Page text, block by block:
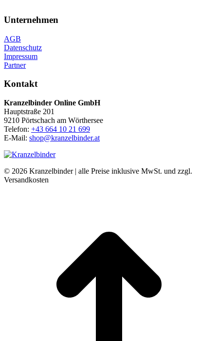
Unternehmen
AGB
Datenschutz
Impressum
Partner
Kontakt
Kranzelbinder Online GmbH
Hauptstraße 201
9210 Pörtschach am Wörthersee
Telefon: +43 664 10 21 699
E-Mail: shop@kranzelbinder.at
© 2026 Kranzelbinder | alle Preise inklusive MwSt. und zzgl.
Versandkosten